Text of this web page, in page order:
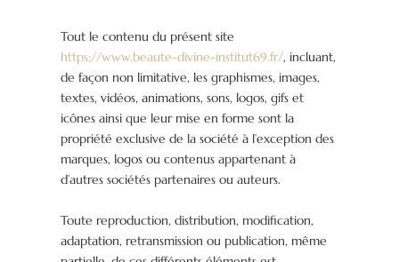
Tout le contenu du présent site
https://www.beaute-divine-institut69.fr/, incluant,
de façon non limitative, les graphismes, images,
textes, vidéos, animations, sons, logos, gifs et
icônes ainsi que leur mise en forme sont la
propriété exclusive de la société à l’exception des
marques, logos ou contenus appartenant à
d’autres sociétés partenaires ou auteurs.
Toute reproduction, distribution, modification,
adaptation, retransmission ou publication, même